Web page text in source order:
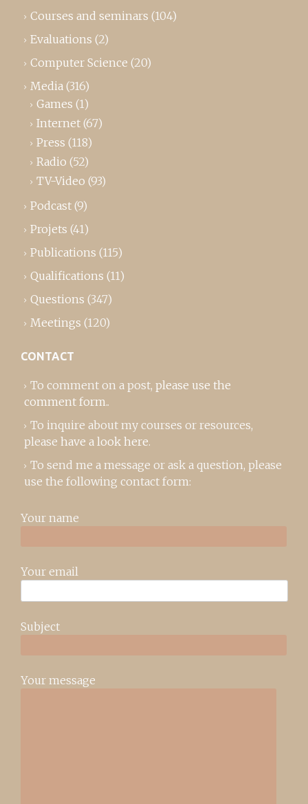
Courses and seminars (104)
Evaluations (2)
Computer Science (20)
Media (316)
Games (1)
Internet (67)
Press (118)
Radio (52)
TV-Video (93)
Podcast (9)
Projets (41)
Publications (115)
Qualifications (11)
Questions (347)
Meetings (120)
CONTACT
To comment on a post, please use the
comment form..
To inquire about my courses or resources,
please have a look here.
To send me a message or ask a question, please
use the following contact form:
Your name
Your email
Subject
Your message